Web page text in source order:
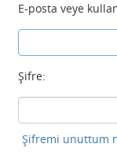
E-posta veye
Şifre:
Şifremi unuttum